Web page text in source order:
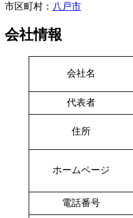
市区町村： 八戸市
会社情報
会社名
代表者
住所
ホームページ
電話番号